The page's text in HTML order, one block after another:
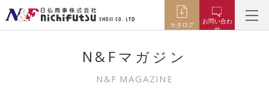
カタログ
お問い合わ
せ
N&Fマガジン
N&F MAGAZINE